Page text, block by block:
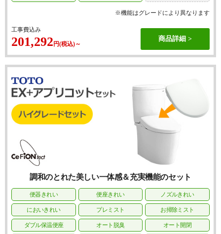
※機能はグレードにより異なります
工事費込み
201,292円(税込)～
商品詳細
調和のとれた美しい一体感＆充実機能のセット
便器きれい 便座きれい ノズルきれい
においきれい プレミスト お掃除ミスト
ダブル保温便座 オート脱臭 オート開閉